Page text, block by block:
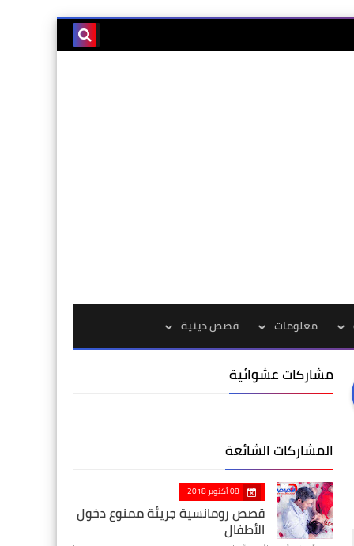
معلومات قصص دينية
مشاركات عشوائية
المشاركات الشائعة
08 أكتوبر 2018
قصص رومانسية جريئة ممنوع دخول
الأطفال